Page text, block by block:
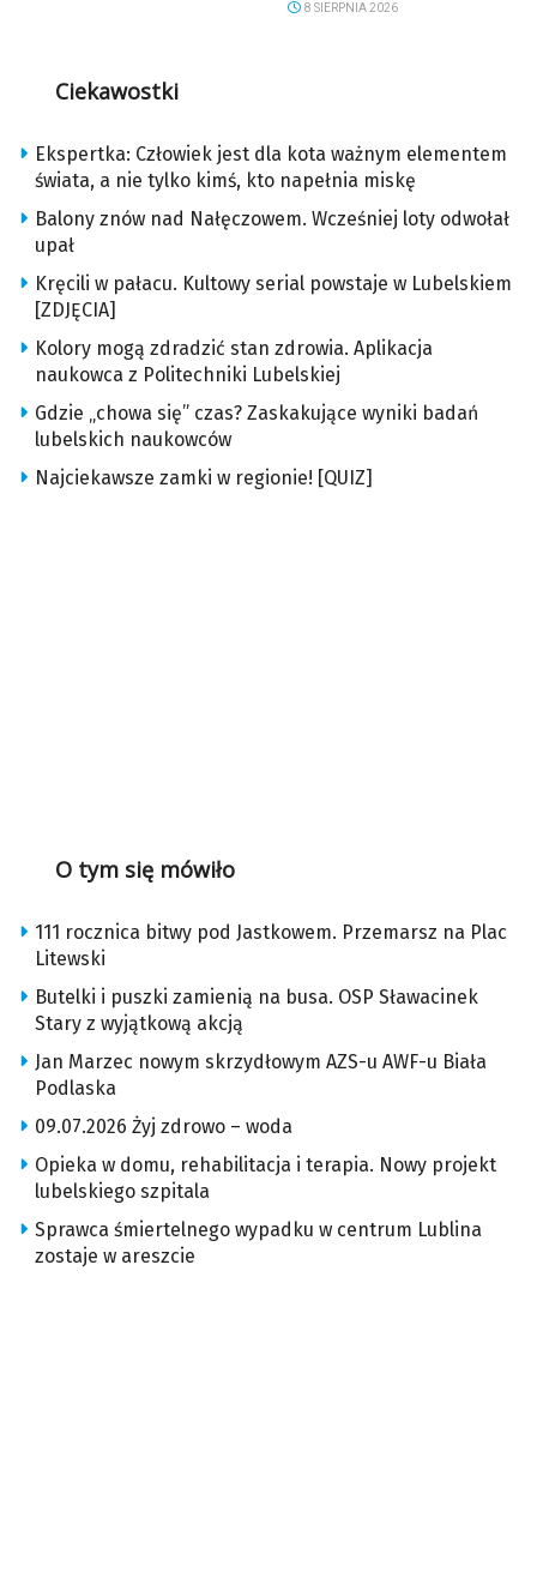
8 SIERPNIA 2026
Ciekawostki
Ekspertka: Człowiek jest dla kota ważnym elementem
świata, a nie tylko kimś, kto napełnia miskę
Balony znów nad Nałęczowem. Wcześniej loty odwołał
upał
Kręcili w pałacu. Kultowy serial powstaje w Lubelskiem
[ZDJĘCIA]
Kolory mogą zdradzić stan zdrowia. Aplikacja
naukowca z Politechniki Lubelskiej
Gdzie „chowa się” czas? Zaskakujące wyniki badań
lubelskich naukowców
Najciekawsze zamki w regionie! [QUIZ]
O tym się mówiło
111 rocznica bitwy pod Jastkowem. Przemarsz na Plac
Litewski
Butelki i puszki zamienią na busa. OSP Sławacinek
Stary z wyjątkową akcją
Jan Marzec nowym skrzydłowym AZS-u AWF-u Biała
Podlaska
09.07.2026 Żyj zdrowo – woda
Opieka w domu, rehabilitacja i terapia. Nowy projekt
lubelskiego szpitala
Sprawca śmiertelnego wypadku w centrum Lublina
zostaje w areszcie